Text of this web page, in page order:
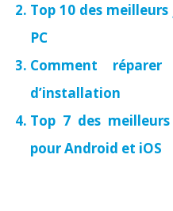
Top 10 des
PC
Comment
d’installation
Top 7 des
pour Android et iOS